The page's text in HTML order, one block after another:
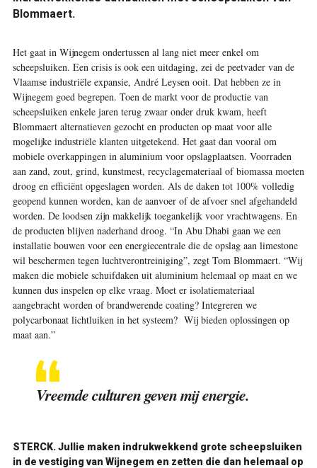
Blommaert.
Het gaat in Wijnegem ondertussen al lang niet meer enkel om
scheepsluiken. Een ­crisis is ook een uitdaging, zei de peetvader van de
Vlaamse industriële expansie, André Leysen ooit. Dat hebben ze in
Wijnegem goed begrepen. Toen de markt voor de productie van
scheepsluiken enkele jaren terug zwaar onder druk kwam, heeft
Blommaert alternatieven gezocht en producten op maat voor alle
mogelijke ­industriële klanten uitgetekend. Het gaat dan vooral om
mobiele overkappingen in aluminium voor opslagplaatsen. Voorraden
aan zand, zout, grind, kunstmest, recyclagemateriaal of biomassa moeten
droog en efficiënt opgeslagen worden. Als de daken tot 100% volledig
geopend kunnen worden, kan de aanvoer of de afvoer snel afgehandeld
worden. De loodsen zijn makkelijk toegankelijk voor vrachtwagens. En
de producten blijven naderhand droog. “In Abu Dhabi gaan we een
installatie bouwen voor een energiecentrale die de opslag aan limestone
wil beschermen tegen luchtverontreiniging”, zegt Tom Blommaert. “Wij
maken die mobiele schuifdaken uit aluminium helemaal op maat en we
kunnen dus inspelen op elke vraag. Moet er isolatiemateriaal
aangebracht worden of brandwerende coating? Integreren we
polycarbonaat lichtluiken in het systeem? Wij bieden oplossingen op
maat aan.”
Vreemde culturen geven mij energie.
STERCK. Jullie maken indrukwekkend grote scheepsluiken
in de vestiging van Wijnegem en zetten die dan helemaal op